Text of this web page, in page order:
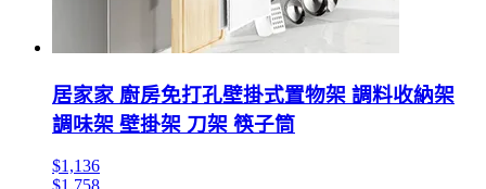
居家家 廚房免打孔壁掛式置物架 調料收納架
調味架 壁掛架 刀架 筷子筒
$1,136